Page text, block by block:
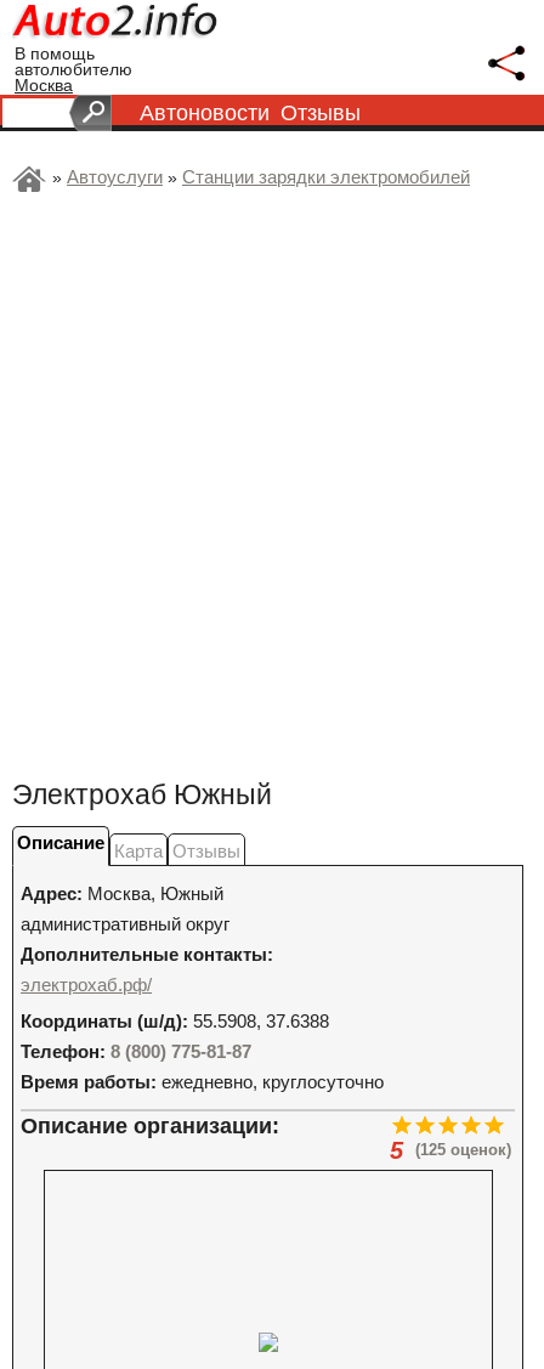
В помощь
автолюбителю
Москва
Автоновости Отзывы
» Автоуслуги » Станции зарядки электромобилей
Электрохаб Южный
Описание Карта Отзывы
Адрес: Москва, Южный
административный округ
Дополнительные контакты:
электрохаб.рф/
Координаты (ш/д): 55.5908, 37.6388
Телефон: 8 (800) 775-81-87
Время работы: ежедневно, круглосуточно
(125 оценок)
5
Описание организации: